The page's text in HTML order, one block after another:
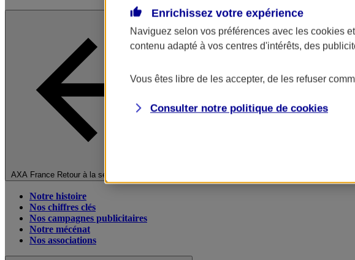
AXA France Retour à la section précédente
Notre histoire
Nos chiffres clés
Nos campagnes publicitaires
Notre mécénat
Nos associations
Enrichissez votre expérience
Naviguez selon vos préférences avec les cookies
contenu adapté à vos centres d'intérêts, des
Vous êtes libre de les accepter, de les refuser
Consulter notre politique de cookies